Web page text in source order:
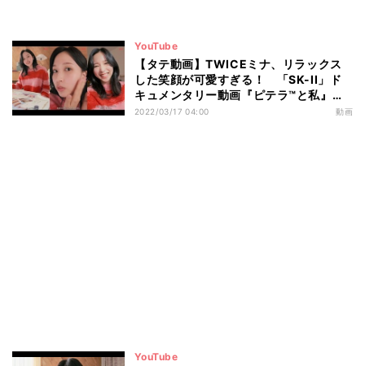
YouTube
【タテ動画】TWICEミナ、リラックス
した笑顔が可愛すぎる！ 「SK-II」ド
キュメンタリー動画『ピテラ™と私』ト
レーラー公開
2022/03/17 04:00 動画
YouTube